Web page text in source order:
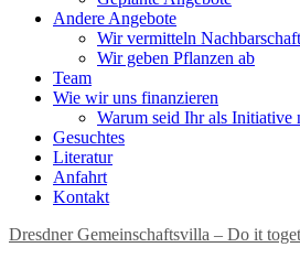
Andere Angebote
Wir vermitteln
Wir geben Pflanzen ab
Team
Wie wir uns finanzieren
Warum seid Ihr als Initiative
Gesuchtes
Literatur
Anfahrt
Kontakt
Dresdner Gemeinschaftsvilla – Do it